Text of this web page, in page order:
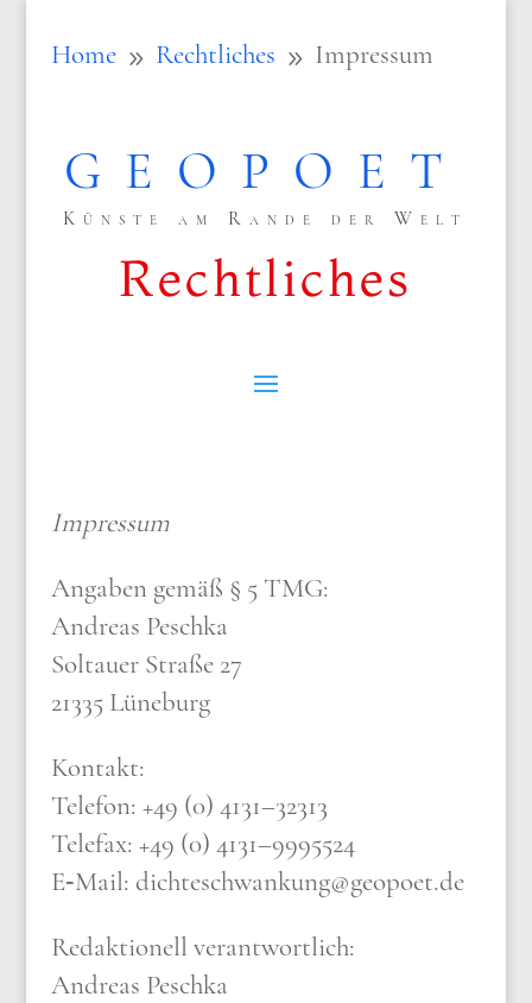
Home 9 Rechtliches 9 Impressum
GEOPOET
Künste am Rande der Welt
Rechtliches
Impres­sum
Anga­ben gemäß § 5 TMG:
Andre­as Pesch­ka
Sol­tau­er Stra­ße 27
21335 Lüne­burg
Kon­takt:
Tele­fon: +49 (0) 4131–32313
Tele­fax: +49 (0) 4131–9995524
E‑Mail: dichteschwankung@​geopoet.​de
Redak­tio­nell ver­ant­wort­lich:
Andre­as Pesch­ka